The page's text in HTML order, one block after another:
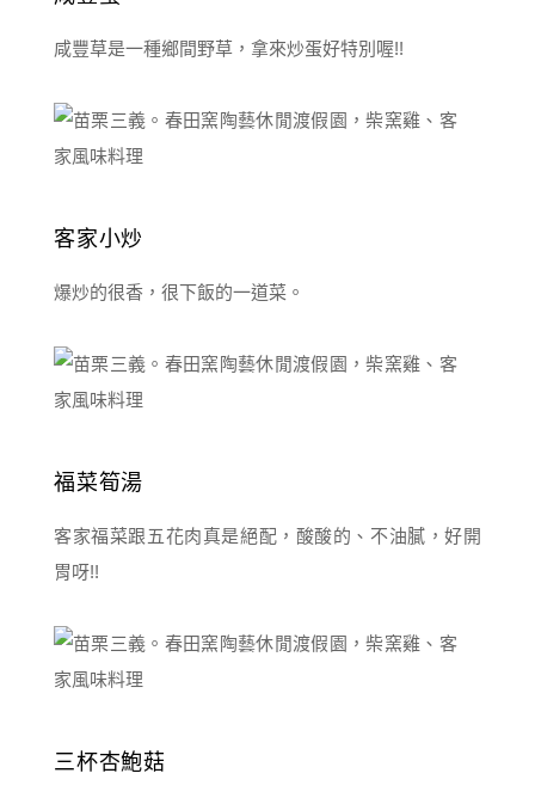
咸豐草是一種鄉間野草，拿來炒蛋好特別喔!!
客家小炒
爆炒的很香，很下飯的一道菜。
福菜筍湯
客家福菜跟五花肉真是絕配，酸酸的、不油膩，好開
胃呀!!
三杯杏鮑菇